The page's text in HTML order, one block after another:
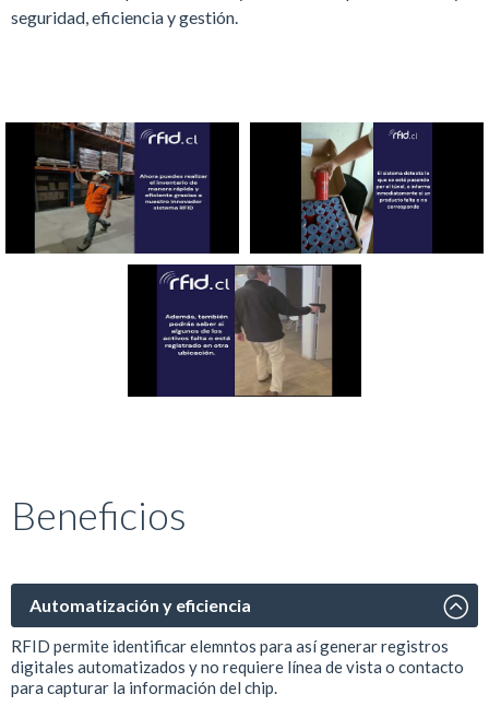
seguridad, eficiencia y gestión.
Beneficios
Automatización y eficiencia
RFID permite identificar elemntos para así generar registros
digitales automatizados y no requiere línea de vista o contacto
para capturar la información del chip.